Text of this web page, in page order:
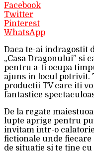
Facebook
Twitter
Pinterest
WhatsApp
Daca te-ai indragostit
„Casa Dragonului” si
pentru a-ti ocupa
ajuns in locul potrivit.
productii TV care iti
fantastice
De la regate
lupte aprige pentru
invitam intr-o
fictionale unde fiecare
de situatie si te tine